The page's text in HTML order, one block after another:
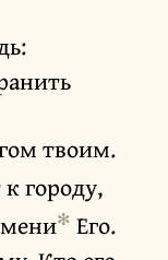
твоим.
городу,
✻ Его.